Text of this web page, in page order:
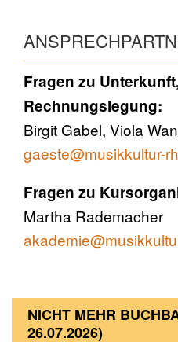
Fragen zu
Rechnungslegung:
Birgit Gabel, Viola
gaeste@musikkultur-
Fragen zu
Martha Rademacher
NICHT MEHR
26.07.2026)